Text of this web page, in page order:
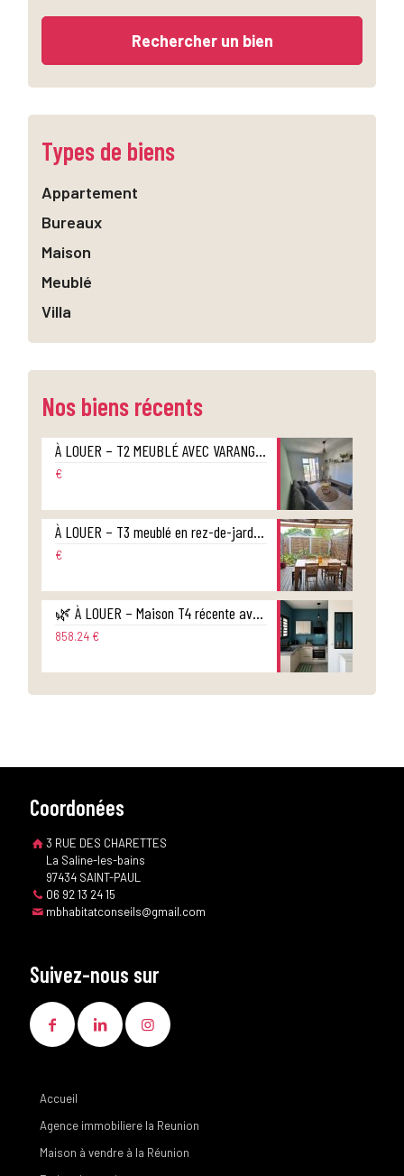
Types de biens
Appartement
Bureaux
Maison
Meublé
Villa
Nos biens récents
À LOUER – T2 MEUBLÉ AVEC VARANGUE ET PARKING – RÉSIDENCE HERITAGE – CENTRE-VILLE DE SAINT-DENIS
€
À LOUER – T3 meublé en rez-de-jardin style maison jumelée – Ravine des Cabris
€
🌿 À LOUER – Maison T4 récente avec jardin – Sainte-Suzanne
858.24 €
Coordonées
3 RUE DES CHARETTES
La Saline-les-bains
97434 SAINT-PAUL
06 92 13 24 15
mbhabitatconseils@gmail.com
Suivez-nous sur
Accueil
Agence immobiliere la Reunion
Maison à vendre à la Réunion